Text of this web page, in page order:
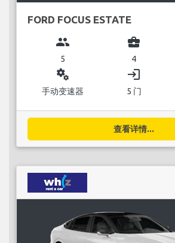
FORD FOCUS ESTATE
group
5
business_center
4
miscellaneous_services
手动变速器
login
5 门
查看详情...